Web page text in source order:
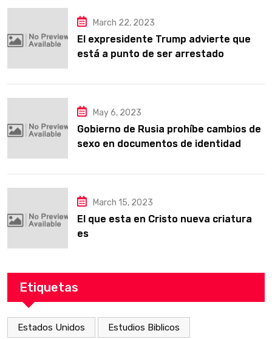
March 22, 2023
El expresidente Trump advierte que
está a punto de ser arrestado
May 6, 2023
Gobierno de Rusia prohíbe cambios de
sexo en documentos de identidad
tradicionales
March 15, 2023
El que esta en Cristo nueva criatura
es
Etiquetas
Estados Unidos Estudios Biblicos